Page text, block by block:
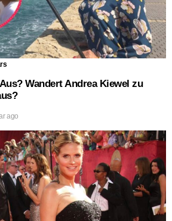
Wandert Andrea Kiewel zu
ago